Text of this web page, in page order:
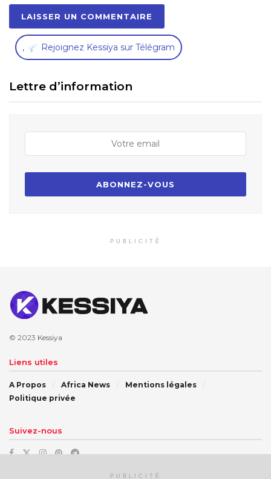
, Rejoignez Kessiya sur Télégram
Lettre d’information
PUBLICITÉ
© 2023 Kessiya
Liens utiles
A Propos Africa News
Mentions légales
Politique privée
Suivez-nous
PUBLICITÉ